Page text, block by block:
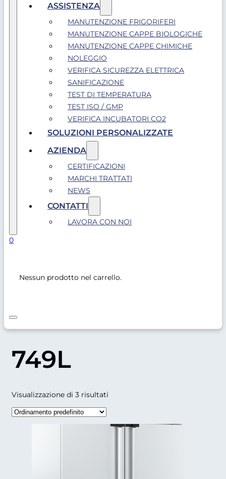
ASSISTENZA
MANUTENZIONE FRIGORIFERI
MANUTENZIONE CAPPE BIOLOGICHE
MANUTENZIONE CAPPE CHIMICHE
NOLEGGIO
VERIFICA SICUREZZA ELETTRICA
SANIFICAZIONE
TEST DI TEMPERATURA
TEST ISO / GMP
VERIFICA INCUBATORI CO2
SOLUZIONI PERSONALIZZATE
AZIENDA
CERTIFICAZIONI
MARCHI TRATTATI
NEWS
CONTATTI
LAVORA CON NOI
0
Nessun prodotto nel carrello.
749L
Visualizzazione di 3 risultati